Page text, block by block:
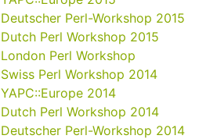
Deutscher Perl-Workshop 2015
Dutch Perl Workshop 2015
London Perl Workshop
Swiss Perl Workshop 2014
YAPC::Europe 2014
Dutch Perl Workshop 2014
Deutscher Perl-Workshop 2014